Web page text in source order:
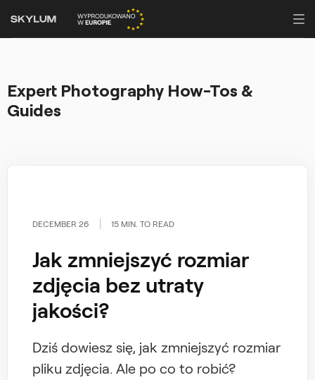
Expert Photography How-Tos &
Guides
DECEMBER 26 15 MIN. TO READ
Jak zmniejszyć rozmiar
zdjęcia bez utraty
jakości?
Dziś dowiesz się, jak zmniejszyć rozmiar
pliku zdjęcia. Ale po co to robić?